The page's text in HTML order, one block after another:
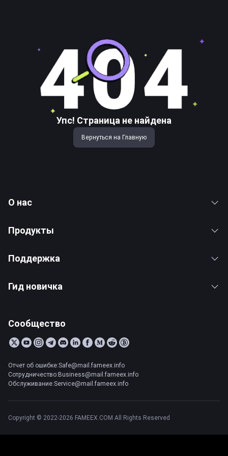
Упс! Страница не найдена
Вернуться на Главную
О нас
Продукты
Поддержка
Гид новичка
Сообщество
Отчет об ошибке:Safe@mail.fameex.info
Сотрудничество:Business@mail.fameex.info
Обслуживание:Service@mail.fameex.info
Copyright © 2022-2026 FAMEEX.COM All Rights Reserved